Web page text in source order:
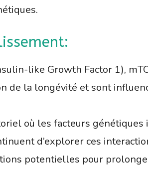
like Growth Factor 1),
de la longévité et sont
où les facteurs génétiques
d’explorer ces
potentielles pour